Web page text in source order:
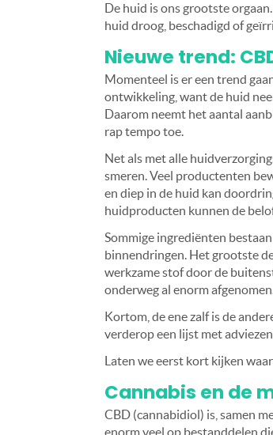
De huid is ons grootste
huid droog, beschadigd of
Nieuwe trend:
Momenteel is er een trend
ontwikkeling, want de huid
Daarom neemt het aantal
rap tempo toe.
Net als met alle
smeren. Veel productenten
en diep in de huid kan
huidproducten kunnen de
Sommige ingrediënten
binnendringen. Het grootste
werkzame stof door de
onderweg al enorm
Kortom, de ene zalf is de
verderop een lijst met
Laten we eerst kort kijken
Cannabis en de
CBD (cannabidiol) is, samen
enorm veel op bestanddelen